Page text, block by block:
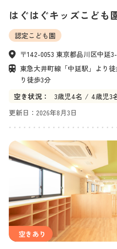
はぐはぐキッズこども
認定こども園
〒142-0053 東京都品川区中延
東急大井町線「中延駅」より
り徒歩3分
空き状況：
3歳児4名 4歳児3
更新日： 2026年8月3日
空きあり